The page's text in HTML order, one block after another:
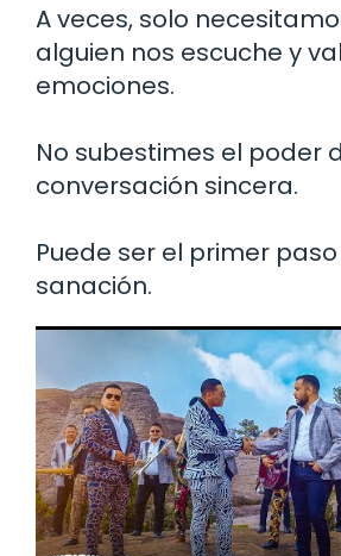
A veces, solo
alguien nos escuche y
emociones.
No subestimes el poder
conversación sincera.
Puede ser el primer
sanación.